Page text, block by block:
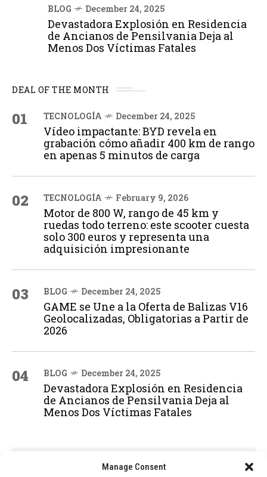
Manage Consent
BLOG December 24, 2025
Devastadora Explosión en Residencia
de Ancianos de Pensilvania Deja al
Menos Dos Víctimas Fatales
DEAL OF THE MONTH
01 TECNOLOGÍA December 24, 2025
Vídeo impactante: BYD revela en
grabación cómo añadir 400 km de rango
en apenas 5 minutos de carga
02 TECNOLOGÍA February 9, 2026
Motor de 800 W, rango de 45 km y
ruedas todo terreno: este scooter cuesta
solo 300 euros y representa una
adquisición impresionante
03 BLOG December 24, 2025
GAME se Une a la Oferta de Balizas V16
Geolocalizadas, Obligatorias a Partir de
2026
04 BLOG December 24, 2025
Devastadora Explosión en Residencia
de Ancianos de Pensilvania Deja al
Menos Dos Víctimas Fatales